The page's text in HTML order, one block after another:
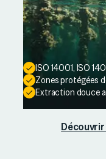
ISO 14001, ISO
Zones protégées
Extraction douce